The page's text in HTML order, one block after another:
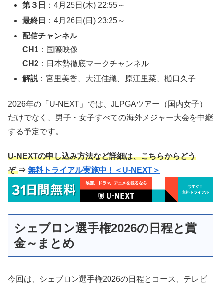
第３日
：4月25日(木) 22:55～
最終日
：4月26日(日) 23:25～
配信チャンネル
CH1 ：国際映像
CH2 ：日本勢徹底マークチャンネル
解説：宮里美香、大江佳織、原江里菜、樋口久子
2026年の「U-NEXT」では、JLPGAツアー（国内女子）
だけでなく、男子・女子すべての海外メジャー大会を中継
する予定です。
U-NEXTの申し込み方法など詳細は、こちらからどう
ぞ⇒ 無料トライアル実施中！＜U-NEXT＞
シェブロン選手権2026の日程と賞
金～まとめ
今回は、シェブロン選手権2026の日程とコース、テレビ